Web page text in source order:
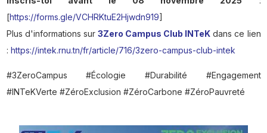
[https://forms.gle/VCHRKtuE2Hjwdn919]
Plus d'informations sur 3Zero Campus Club INTeK dans ce lien
: https://intek.rnu.tn/fr/article/716/3zero-campus-club-intek
#3ZeroCampus #Écologie #Durabilité #Engagement
#INTeKVerte #ZéroExclusion #ZéroCarbone #ZéroPauvreté